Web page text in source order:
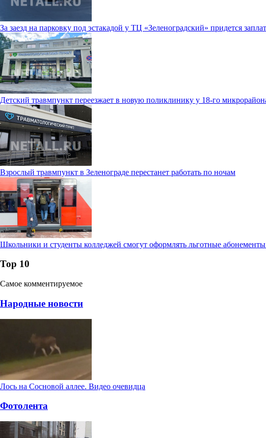
За заезд на парковку под эстакадой у ТЦ «Зеленоградский» придется
Детский травмпункт переезжает в новую поликлинику у 18-го
Взрослый травмпункт в Зеленограде перестанет работать по ночам
Школьники и студенты колледжей смогут оформлять льготные
Тор 10
Самое комментируемое
Народные новости
Лось на Сосновой аллее. Видео очевидца
Фотолента